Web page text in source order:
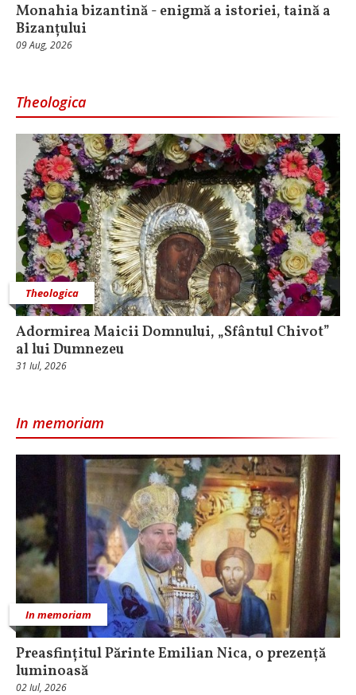
Monahia bizantină - enigmă a istoriei, taină a
Bizanțului
09 Aug, 2026
Theologica
Theologica
Adormirea Maicii Domnului, „Sfântul Chivot”
al lui Dumnezeu
31 Iul, 2026
In memoriam
In memoriam
Preasfințitul Părinte Emilian Nica, o prezență
luminoasă
02 Iul, 2026